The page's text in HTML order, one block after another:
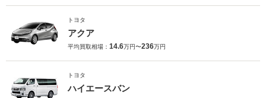
トヨタ
アクア
平均買取相場： 14.6万円〜236万円
トヨタ
ハイエースバン